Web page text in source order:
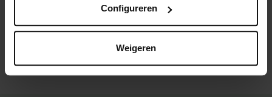
Configureren
Weigeren